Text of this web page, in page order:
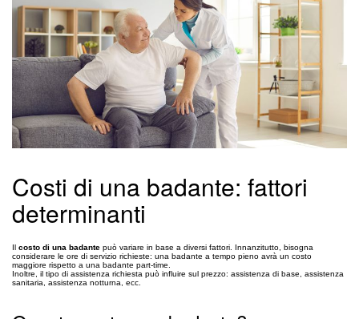
Costi di una badante: fattori
determinanti
Il costo di una badante può variare in base a diversi fattori. Innanzitutto, bisogna
considerare le ore di servizio richieste: una badante a tempo pieno avrà un costo
maggiore rispetto a una badante part-time.
Inoltre, il tipo di assistenza richiesta può influire sul prezzo: assistenza di base, assistenza
sanitaria, assistenza notturna, ecc.